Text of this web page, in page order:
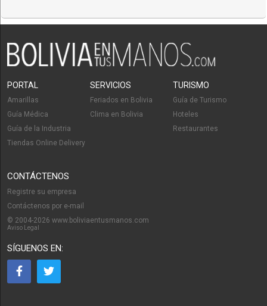
PORTAL
Amarillas
Guía Médica
Guía de la Industria
Tiendas Online Delivery
SERVICIOS
Feriados en Bolivia
Clima en Bolivia
TURISMO
Guía de Turismo
Hoteles
Restaurantes
CONTÁCTENOS
Registre su empresa
Contáctenos por e-mail
© 2004-2026 www.boliviaentusmanos.com
Aviso Legal
SÍGUENOS EN: